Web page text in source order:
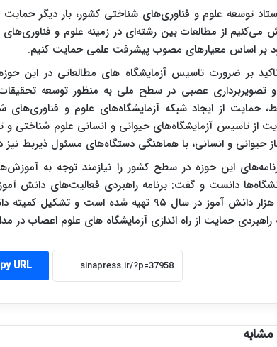
توسعه علوم و فناوری‌های شناختی کشور، بار دیگر حمایت
می‌کنیم از مطالعات بین رشته‌ای در زمینه علوم و
بر اساس معیارهای مصوب پیشرفت علمی حمایت کنیم.
بر ضرورت تاسیس آزمایشگاه های مطالعاتی در این
تصویر‌برداری عصبی در سطح ملی به منظور توسعه
حمایت از ایجاد شبکه آزمایشگاه‌های علوم و
از تاسیس آزمایشگاه‌های حیوانی و انسانی علوم شناختی
حیوانی و انسانی، با هماهنگی دستگاه‌های مسئول ذیربط نیز در
این حوزه در سطح کشور را نیازمند توجه به
دانست و گفت: برنامه راهبردی فعالیت‌های دانش
دهی بیست هزار دانش آموز در سال ۹۵ تهیه شده
راهبردی حمایت از راه اندازی آزمایشگاه های علوم اعصاب در
URL